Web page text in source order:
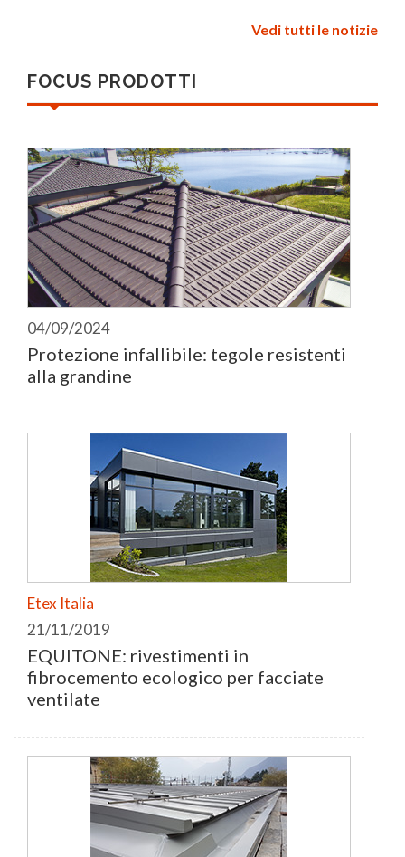
Vedi tutti le notizie
FOCUS PRODOTTI
04/09/2024
Protezione infallibile: tegole resistenti
alla grandine
Etex Italia
21/11/2019
EQUITONE: rivestimenti in
fibrocemento ecologico per facciate
ventilate